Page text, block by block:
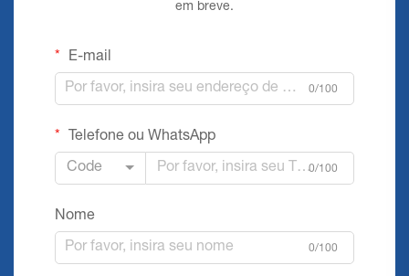
em breve.
E-mail
0/100
Telefone ou WhatsApp
Code 0/100
Nome
0/100